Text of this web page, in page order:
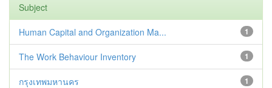
Subject
1
Human Capital and Organization Ma...
1
The Work Behaviour Inventory
1
กรุงเทพมหานคร